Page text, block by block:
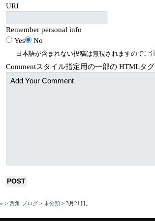
URI
Remember personal info
Yes
No
日本語が含まれない投稿は無視されますのでご
Commentスタイル指定用の一部の HTMLタグ
> 西角 ブログ> 未分類> 3月21日。